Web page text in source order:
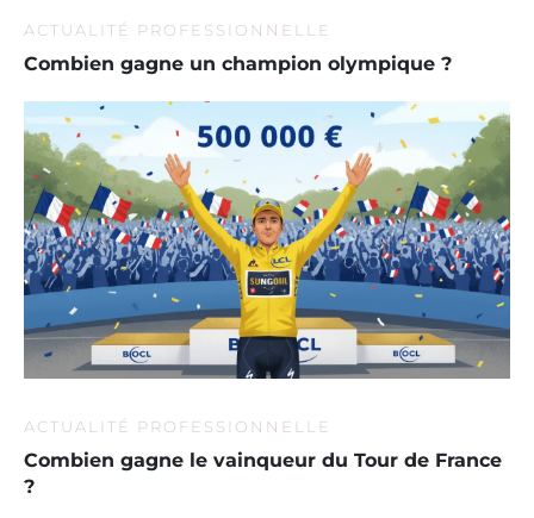
ACTUALITÉ PROFESSIONNELLE
Combien gagne un champion olympique ?
ACTUALITÉ PROFESSIONNELLE
Combien gagne le vainqueur du Tour de France
?